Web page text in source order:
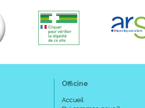
Officine
Accueil